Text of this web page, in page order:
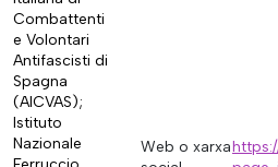
Combattenti
e Volontari
Antifascisti di
Spagna
(AICVAS);
Istituto
Nazionale
Web o xarxa